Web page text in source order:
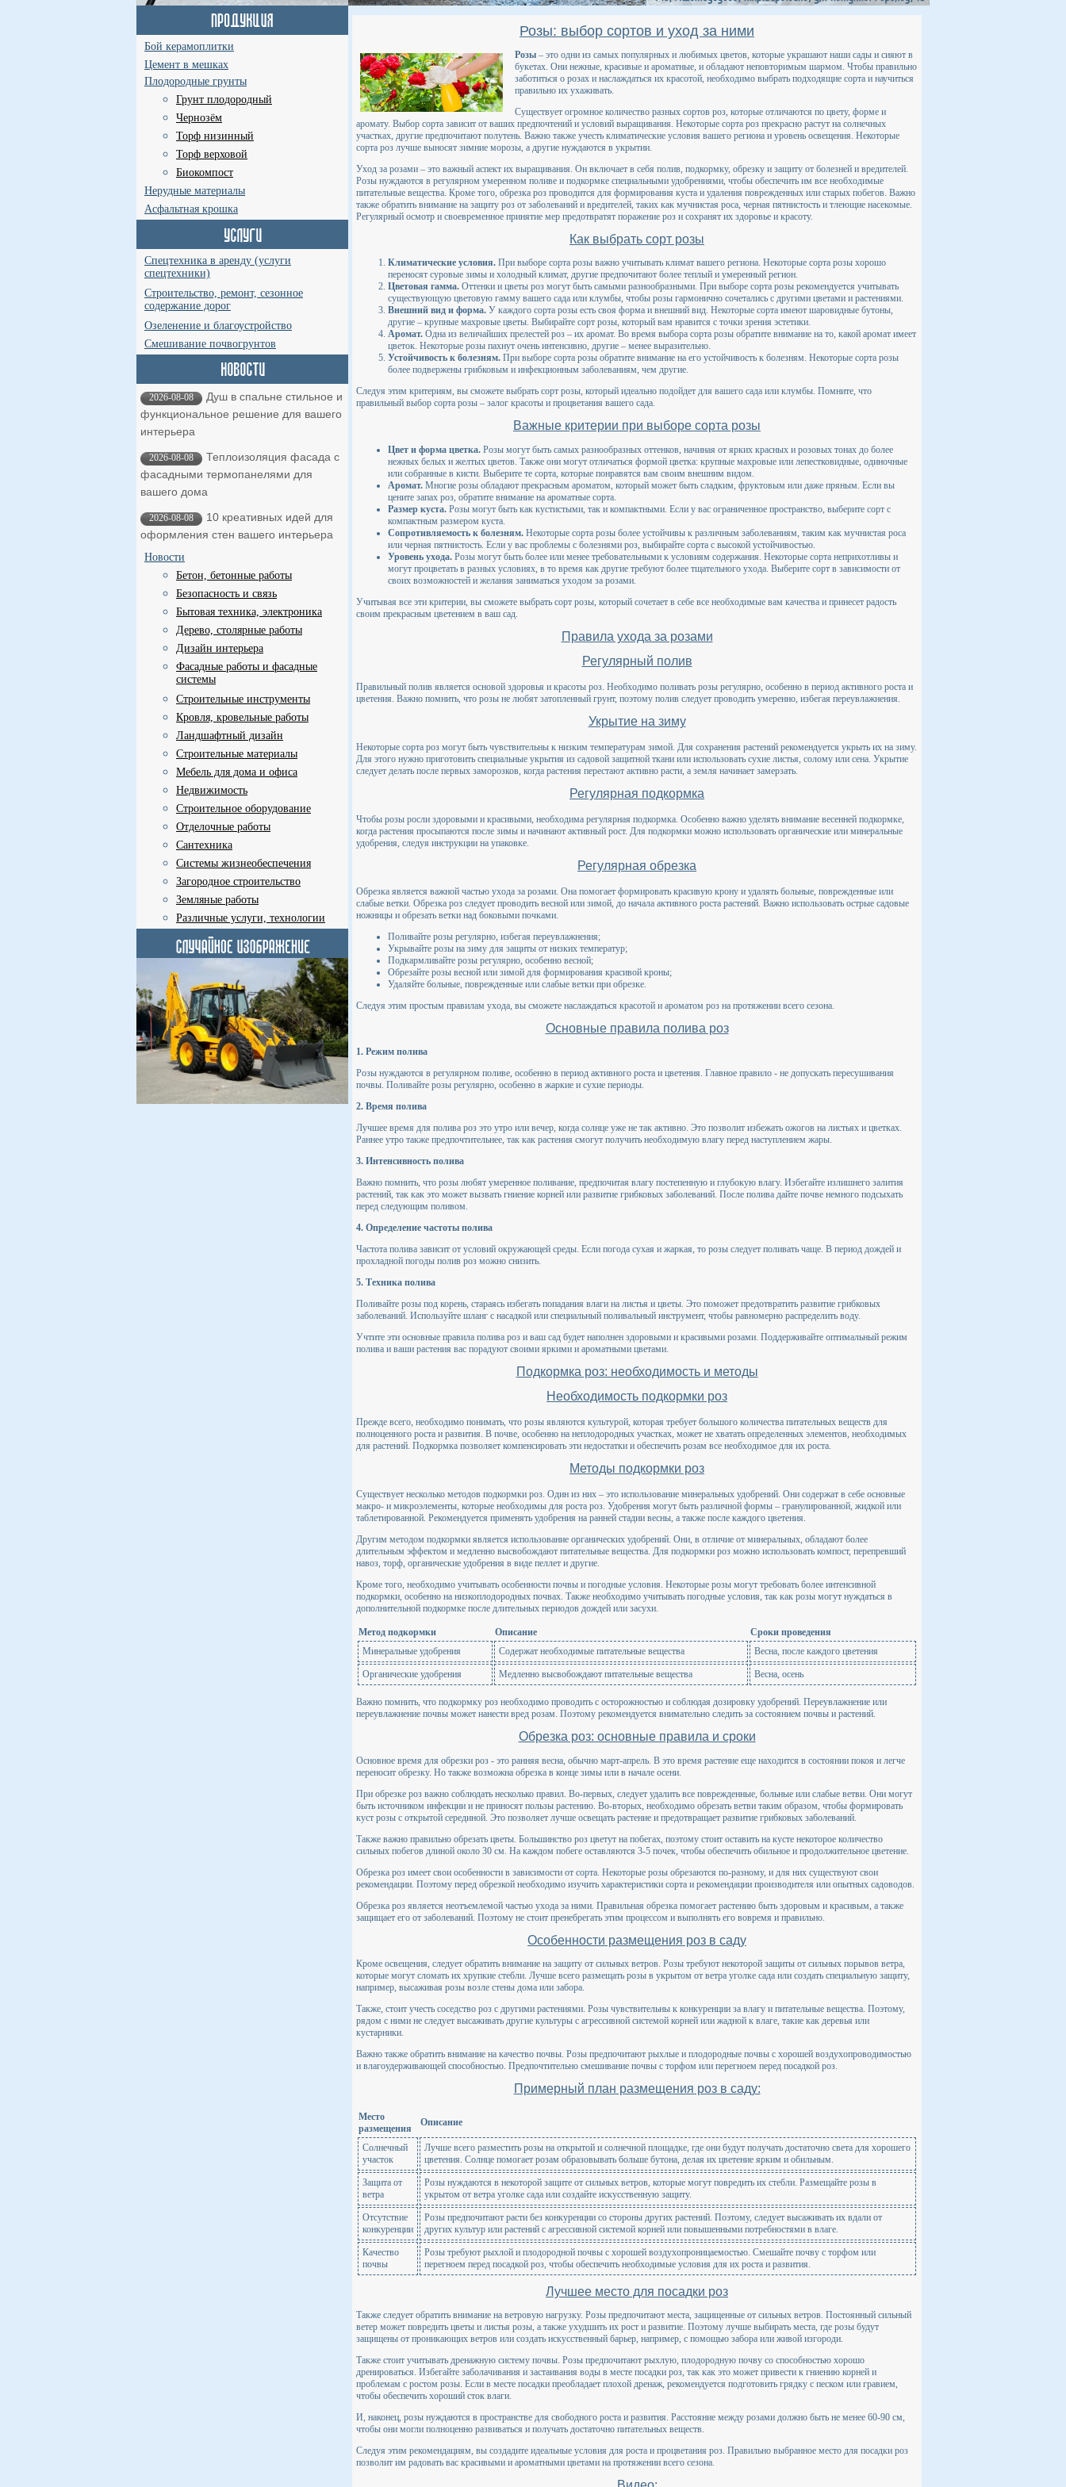
Бой керамоплитки
Цемент в мешках
Плодородные грунты
Грунт плодородный
Чернозём
Торф низинный
Торф верховой
Биокомпост
Нерудные материалы
Асфальтная крошка
Спецтехника в аренду (услуги
спецтехники)
Строительство, ремонт, сезонное
содержание дорог
Озеленение и благоустройство
Смешивание почвогрунтов
2026-08-08
Душ в спальне стильное и
функциональное решение для вашего
интерьера
2026-08-08
Теплоизоляция фасада с
фасадными термопанелями для
вашего дома
2026-08-08
10 креативных идей для
оформления стен вашего интерьера
Новости
Бетон, бетонные работы
Безопасность и связь
Бытовая техника, электроника
Дерево, столярные работы
Дизайн интерьера
Фасадные работы и фасадные
системы
Строительные инструменты
Кровля, кровельные работы
Ландшафтный дизайн
Строительные материалы
Мебель для дома и офиса
Недвижимость
Строительное оборудование
Отделочные работы
Сантехника
Системы жизнеобеспечения
Загородное строительство
Земляные работы
Различные услуги, технологии
Розы: выбор сортов и уход за ними
Розы – это одни из самых популярных и любимых цветов, которые украшают наши сады и сияют в
букетах. Они нежные, красивые и ароматные, и обладают неповторимым шармом. Чтобы правильно
заботиться о розах и наслаждаться их красотой, необходимо выбрать подходящие сорта и научиться
правильно их ухаживать.
Существует огромное количество разных сортов роз, которые отличаются по цвету, форме и
аромату. Выбор сорта зависит от ваших предпочтений и условий выращивания. Некоторые сорта роз прекрасно растут на солнечных
участках, другие предпочитают полутень. Важно также учесть климатические условия вашего региона и уровень освещения. Некоторые
сорта роз лучше выносят зимние морозы, а другие нуждаются в укрытии.
Уход за розами – это важный аспект их выращивания. Он включает в себя полив, подкормку, обрезку и защиту от болезней и вредителей.
Розы нуждаются в регулярном умеренном поливе и подкормке специальными удобрениями, чтобы обеспечить им все необходимые
питательные вещества. Кроме того, обрезка роз проводится для формирования куста и удаления поврежденных или старых побегов. Важно
также обратить внимание на защиту роз от заболеваний и вредителей, таких как мучнистая роса, черная пятнистость и тлеющие насекомые.
Регулярный осмотр и своевременное принятие мер предотвратят поражение роз и сохранят их здоровье и красоту.
Как выбрать сорт розы
Климатические условия. При выборе сорта розы важно учитывать климат вашего региона. Некоторые сорта розы хорошо
переносят суровые зимы и холодный климат, другие предпочитают более теплый и умеренный регион.
Цветовая гамма. Оттенки и цветы роз могут быть самыми разнообразными. При выборе сорта розы рекомендуется учитывать
существующую цветовую гамму вашего сада или клумбы, чтобы розы гармонично сочетались с другими цветами и растениями.
Внешний вид и форма. У каждого сорта розы есть своя форма и внешний вид. Некоторые сорта имеют шаровидные бутоны,
другие – крупные махровые цветы. Выбирайте сорт розы, который вам нравится с точки зрения эстетики.
Аромат. Одна из величайших прелестей роз – их аромат. Во время выбора сорта розы обратите внимание на то, какой аромат имеет
цветок. Некоторые розы пахнут очень интенсивно, другие – менее выразительно.
Устойчивость к болезням. При выборе сорта розы обратите внимание на его устойчивость к болезням. Некоторые сорта розы
более подвержены грибковым и инфекционным заболеваниям, чем другие.
Следуя этим критериям, вы сможете выбрать сорт розы, который идеально подойдет для вашего сада или клумбы. Помните, что
правильный выбор сорта розы – залог красоты и процветания вашего сада.
Важные критерии при выборе сорта розы
Цвет и форма цветка. Розы могут быть самых разнообразных оттенков, начиная от ярких красных и розовых тонах до более
нежных белых и желтых цветов. Также они могут отличаться формой цветка: крупные махровые или лепестковидные, одиночные
или собранные в кисти. Выберите те сорта, которые понравятся вам своим внешним видом.
Аромат. Многие розы обладают прекрасным ароматом, который может быть сладким, фруктовым или даже пряным. Если вы
цените запах роз, обратите внимание на ароматные сорта.
Размер куста. Розы могут быть как кустистыми, так и компактными. Если у вас ограниченное пространство, выберите сорт с
компактным размером куста.
Сопротивляемость к болезням. Некоторые сорта розы более устойчивы к различным заболеваниям, таким как мучнистая роса
или черная пятнистость. Если у вас проблемы с болезнями роз, выбирайте сорта с высокой устойчивостью.
Уровень ухода. Розы могут быть более или менее требовательными к условиям содержания. Некоторые сорта неприхотливы и
могут процветать в разных условиях, в то время как другие требуют более тщательного ухода. Выберите сорт в зависимости от
своих возможностей и желания заниматься уходом за розами.
Учитывая все эти критерии, вы сможете выбрать сорт розы, который сочетает в себе все необходимые вам качества и принесет радость
своим прекрасным цветением в ваш сад.
Правила ухода за розами
Регулярный полив
Правильный полив является основой здоровья и красоты роз. Необходимо поливать розы регулярно, особенно в период активного роста и
цветения. Важно помнить, что розы не любят затопленный грунт, поэтому полив следует проводить умеренно, избегая переувлажнения.
Укрытие на зиму
Некоторые сорта роз могут быть чувствительны к низким температурам зимой. Для сохранения растений рекомендуется укрыть их на зиму.
Для этого нужно приготовить специальные укрытия из садовой защитной ткани или использовать сухие листья, солому или сена. Укрытие
следует делать после первых заморозков, когда растения перестают активно расти, а земля начинает замерзать.
Регулярная подкормка
Чтобы розы росли здоровыми и красивыми, необходима регулярная подкормка. Особенно важно уделять внимание весенней подкормке,
когда растения просыпаются после зимы и начинают активный рост. Для подкормки можно использовать органические или минеральные
удобрения, следуя инструкции на упаковке.
Регулярная обрезка
Обрезка является важной частью ухода за розами. Она помогает формировать красивую крону и удалять больные, поврежденные или
слабые ветки. Обрезка роз следует проводить весной или зимой, до начала активного роста растений. Важно использовать острые садовые
ножницы и обрезать ветки над боковыми почками.
Поливайте розы регулярно, избегая переувлажнения;
Укрывайте розы на зиму для защиты от низких температур;
Подкармливайте розы регулярно, особенно весной;
Обрезайте розы весной или зимой для формирования красивой кроны;
Удаляйте больные, поврежденные или слабые ветки при обрезке.
Следуя этим простым правилам ухода, вы сможете наслаждаться красотой и ароматом роз на протяжении всего сезона.
Основные правила полива роз
1. Режим полива
Розы нуждаются в регулярном поливе, особенно в период активного роста и цветения. Главное правило - не допускать пересушивания
почвы. Поливайте розы регулярно, особенно в жаркие и сухие периоды.
2. Время полива
Лучшее время для полива роз это утро или вечер, когда солнце уже не так активно. Это позволит избежать ожогов на листьях и цветках.
Раннее утро также предпочтительнее, так как растения смогут получить необходимую влагу перед наступлением жары.
3. Интенсивность полива
Важно помнить, что розы любят умеренное поливание, предпочитая влагу постепенную и глубокую влагу. Избегайте излишнего залития
растений, так как это может вызвать гниение корней или развитие грибковых заболеваний. После полива дайте почве немного подсыхать
перед следующим поливом.
4. Определение частоты полива
Частота полива зависит от условий окружающей среды. Если погода сухая и жаркая, то розы следует поливать чаще. В период дождей и
прохладной погоды полив роз можно снизить.
5. Техника полива
Поливайте розы под корень, стараясь избегать попадания влаги на листья и цветы. Это поможет предотвратить развитие грибковых
заболеваний. Используйте шланг с насадкой или специальный поливальный инструмент, чтобы равномерно распределить воду.
Учтите эти основные правила полива роз и ваш сад будет наполнен здоровыми и красивыми розами. Поддерживайте оптимальный режим
полива и ваши растения вас порадуют своими яркими и ароматными цветами.
Подкормка роз: необходимость и методы
Необходимость подкормки роз
Прежде всего, необходимо понимать, что розы являются культурой, которая требует большого количества питательных веществ для
полноценного роста и развития. В почве, особенно на неплодородных участках, может не хватать определенных элементов, необходимых
для растений. Подкормка позволяет компенсировать эти недостатки и обеспечить розам все необходимое для их роста.
Методы подкормки роз
Существует несколько методов подкормки роз. Один из них – это использование минеральных удобрений. Они содержат в себе основные
макро- и микроэлементы, которые необходимы для роста роз. Удобрения могут быть различной формы – гранулированной, жидкой или
таблетированной. Рекомендуется применять удобрения на ранней стадии весны, а также после каждого цветения.
Другим методом подкормки является использование органических удобрений. Они, в отличие от минеральных, обладают более
длительным эффектом и медленно высвобождают питательные вещества. Для подкормки роз можно использовать компост, перепревший
навоз, торф, органические удобрения в виде пеллет и другие.
Кроме того, необходимо учитывать особенности почвы и погодные условия. Некоторые розы могут требовать более интенсивной
подкормки, особенно на низкоплодородных почвах. Также необходимо учитывать погодные условия, так как розы могут нуждаться в
дополнительной подкормке после длительных периодов дождей или засухи.
Метод подкормки Описание
Сроки проведения
Минеральные удобрения
Содержат необходимые питательные вещества Весна, после каждого цветения
Органические удобрения Медленно высвобождают питательные вещества Весна, осень
Важно помнить, что подкормку роз необходимо проводить с осторожностью и соблюдая дозировку удобрений. Переувлажнение или
переувлажнение почвы может нанести вред розам. Поэтому рекомендуется внимательно следить за состоянием почвы и растений.
Обрезка роз: основные правила и сроки
Основное время для обрезки роз - это ранняя весна, обычно март-апрель. В это время растение еще находится в состоянии покоя и легче
переносит обрезку. Но также возможна обрезка в конце зимы или в начале осени.
При обрезке роз важно соблюдать несколько правил. Во-первых, следует удалить все поврежденные, больные или слабые ветви. Они могут
быть источником инфекции и не приносят пользы растению. Во-вторых, необходимо обрезать ветви таким образом, чтобы формировать
куст розы с открытой серединой. Это позволяет лучше освещать растение и предотвращает развитие грибковых заболеваний.
Также важно правильно обрезать цветы. Большинство роз цветут на побегах, поэтому стоит оставить на кусте некоторое количество
сильных побегов длиной около 30 см. На каждом побеге оставляются 3-5 почек, чтобы обеспечить обильное и продолжительное цветение.
Обрезка роз имеет свои особенности в зависимости от сорта. Некоторые розы обрезаются по-разному, и для них существуют свои
рекомендации. Поэтому перед обрезкой необходимо изучить характеристики сорта и рекомендации производителя или опытных садоводов.
Обрезка роз является неотъемлемой частью ухода за ними. Правильная обрезка помогает растению быть здоровым и красивым, а также
защищает его от заболеваний. Поэтому не стоит пренебрегать этим процессом и выполнять его вовремя и правильно.
Особенности размещения роз в саду
Кроме освещения, следует обратить внимание на защиту от сильных ветров. Розы требуют некоторой защиты от сильных порывов ветра,
которые могут сломать их хрупкие стебли. Лучше всего размещать розы в укрытом от ветра уголке сада или создать специальную защиту,
например, высаживая розы возле стены дома или забора.
Также, стоит учесть соседство роз с другими растениями. Розы чувствительны к конкуренции за влагу и питательные вещества. Поэтому,
рядом с ними не следует высаживать другие культуры с агрессивной системой корней или жадной к влаге, такие как деревья или
кустарники.
Важно также обратить внимание на качество почвы. Розы предпочитают рыхлые и плодородные почвы с хорошей воздухопроводимостью
и влагоудерживающей способностью. Предпочтительно смешивание почвы с торфом или перегноем перед посадкой роз.
Примерный план размещения роз в саду:
Место
размещения
Описание
Солнечный
участок
Лучше всего разместить розы на открытой и солнечной площадке, где они будут получать достаточно света для хорошего
цветения. Солнце помогает розам образовывать больше бутона, делая их цветение ярким и обильным.
Защита от
ветра
Розы нуждаются в некоторой защите от сильных ветров, которые могут повредить их стебли. Размещайте розы в
укрытом от ветра уголке сада или создайте искусственную защиту.
Отсутствие
конкуренции
Розы предпочитают расти без конкуренции со стороны других растений. Поэтому, следует высаживать их вдали от
других культур или растений с агрессивной системой корней или повышенными потребностями в влаге.
Качество
почвы
Розы требуют рыхлой и плодородной почвы с хорошей воздухопроницаемостью. Смешайте почву с торфом или
перегноем перед посадкой роз, чтобы обеспечить необходимые условия для их роста и развития.
Лучшее место для посадки роз
Также следует обратить внимание на ветровую нагрузку. Розы предпочитают места, защищенные от сильных ветров. Постоянный сильный
ветер может повредить цветы и листья розы, а также ухудшить их рост и развитие. Поэтому лучше выбирать места, где розы будут
защищены от проникающих ветров или создать искусственный барьер, например, с помощью забора или живой изгороди.
Также стоит учитывать дренажную систему почвы. Розы предпочитают рыхлую, плодородную почву со способностью хорошо
дренироваться. Избегайте заболачивания и застаивания воды в месте посадки роз, так как это может привести к гниению корней и
проблемам с ростом розы. Если в месте посадки преобладает плохой дренаж, рекомендуется подготовить грядку с песком или гравием,
чтобы обеспечить хороший сток влаги.
И, наконец, розы нуждаются в пространстве для свободного роста и развития. Расстояние между розами должно быть не менее 60-90 см,
чтобы они могли полноценно развиваться и получать достаточно питательных веществ.
Следуя этим рекомендациям, вы создадите идеальные условия для роста и процветания роз. Правильно выбранное место для посадки роз
позволит им радовать вас красивыми и ароматными цветами на протяжении всего сезона.